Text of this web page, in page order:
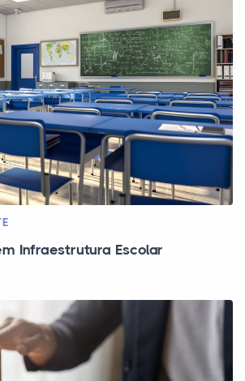
Infraestrutura Escolar